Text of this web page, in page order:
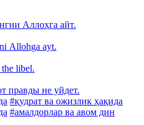
Аллоҳга айт.
Аllohga ayt.
the libel.
правды не уйдет.
#қудрат ва ожизлик ҳақида
#амалдорлар ва авом дин